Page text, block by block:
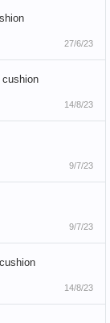
27/6/23
cushion
14/8/23
9/7/23
9/7/23
14/8/23